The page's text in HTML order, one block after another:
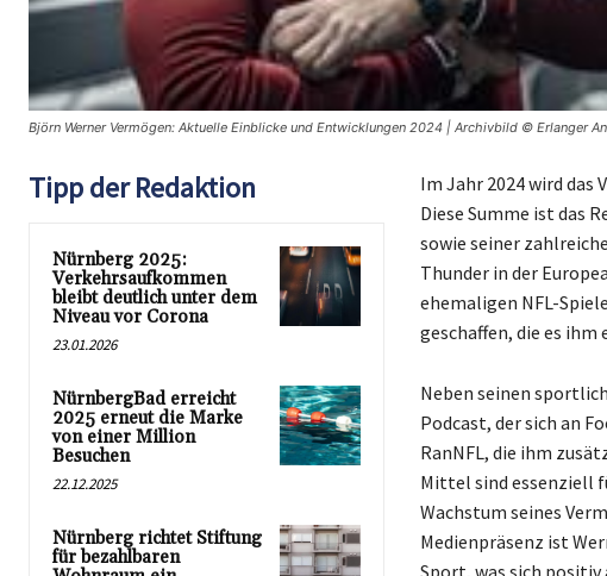
Björn Werner Vermögen: Aktuelle Einblicke und Entwicklungen 2024 | Archivbild © Erlanger
Tipp der Redaktion
Nürnberg 2025:
Verkehrsaufkommen
bleibt deutlich unter dem
Niveau vor Corona
23.01.2026
NürnbergBad erreicht
2025 erneut die Marke
von einer Million
Besuchen
22.12.2025
Nürnberg richtet Stiftung
für bezahlbaren
Im Jahr 2024 wird das
Diese Summe ist das
sowie seiner
Thunder in der
ehemaligen NFL-
geschaffen, die es
Neben seinen
Podcast, der sich an
RanNFL, die ihm
Mittel sind essenziell
Wachstum seines
Medienpräsenz ist
Sport, was sich positiv